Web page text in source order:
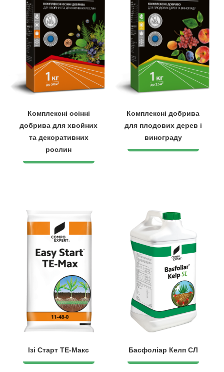
Комплексні осінні
добрива для хвойних
та декоративних
рослин
Комплексні добрива
для плодових дерев і
винограду
Ізі Старт ТЕ-Макс Басфоліар Келп СЛ